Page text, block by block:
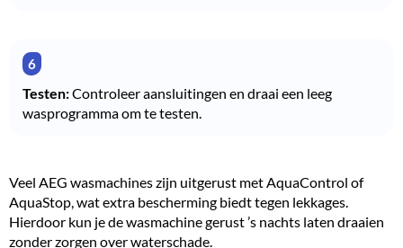
Testen:Controleer aansluitingen en draai een leeg
wasprogramma om te testen.
Veel AEG wasmachines zijn uitgerust met AquaControl of
AquaStop, wat extra bescherming biedt tegen lekkages.
Hierdoor kun je de wasmachine gerust ’s nachts laten draaien
zonder zorgen over waterschade.